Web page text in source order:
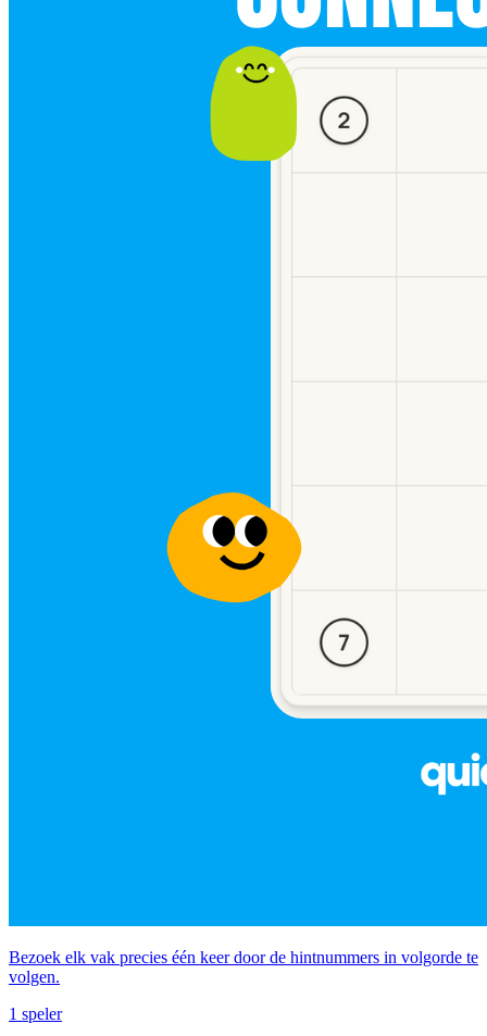
Bezoek elk vak precies één keer door de hintnummers in volgorde te
volgen.
1 speler